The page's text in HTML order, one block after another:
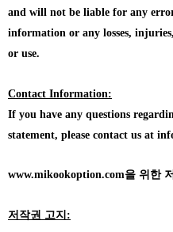
and will not be liable for any
information or any losses,
or use.
Contact Information:
If you have any questions
statement, please contact us at
www.mikookoption.com을 위한
저작권 고지: